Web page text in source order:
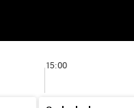
15:00